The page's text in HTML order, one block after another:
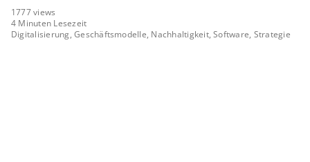
1777views
4 Minuten Lesezeit
Digitalisierung, Geschäftsmodelle, Nachhaltigkeit, Software, Strategie